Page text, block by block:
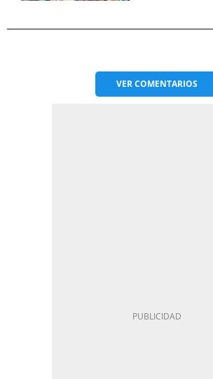
VERCOMENTARIOS